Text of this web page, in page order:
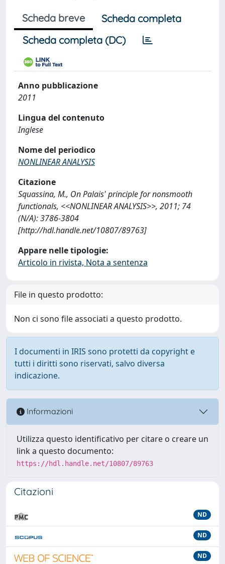
Scheda breve
Scheda completa
Scheda completa (DC)
Anno pubblicazione
2011
Lingua del contenuto
Inglese
Nome del periodico
NONLINEAR ANALYSIS
Citazione
Squassina, M., On Palais' principle for nonsmooth
functionals, <<NONLINEAR ANALYSIS>>, 2011; 74
(N/A): 3786-3804
[http://hdl.handle.net/10807/89763]
Appare nelle tipologie:
Articolo in rivista, Nota a sentenza
File in questo prodotto:
Non ci sono file associati a questo prodotto.
I documenti in IRIS sono protetti da copyright e
tutti i diritti sono riservati, salvo diversa
indicazione.
Informazioni
Utilizza questo identificativo per citare o creare un
link a questo documento:
https://hdl.handle.net/10807/89763
Citazioni
ND
ND
ND